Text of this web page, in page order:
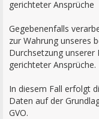
gerichteter Ansprüche
Gegebenenfalls
zur Wahrung unseres
Durchsetzung unserer
gerichteter Ansprüche.
In diesem Fall erfolgt
Daten auf der
GVO.